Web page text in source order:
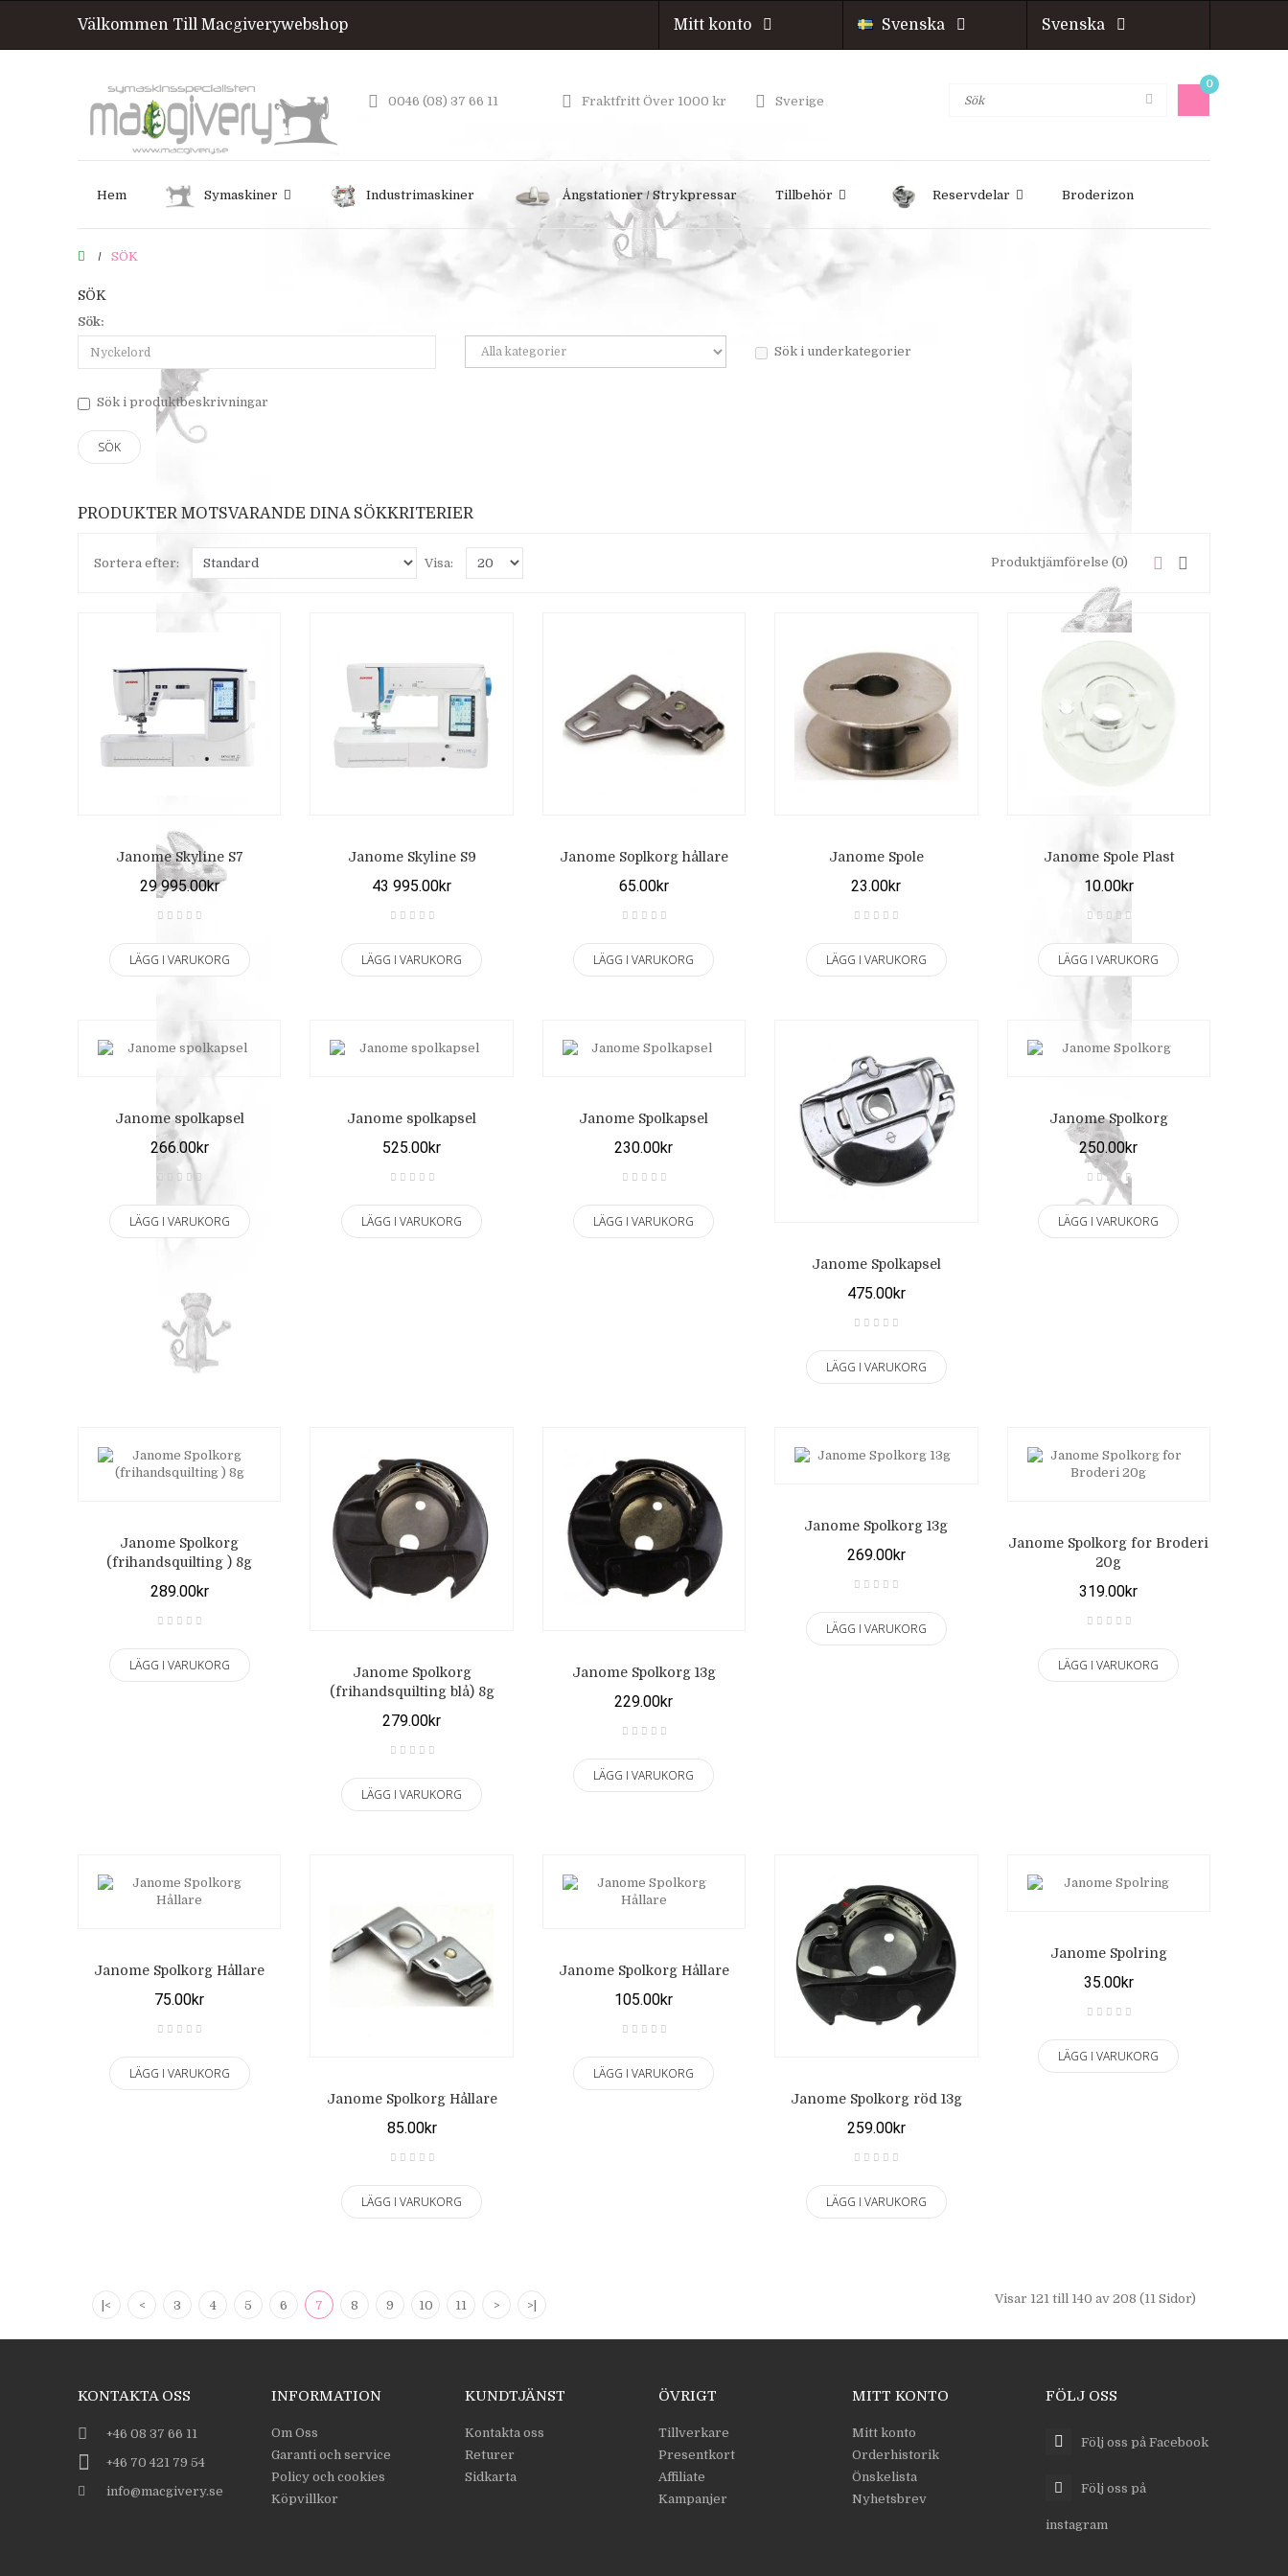
Välkommen Till Macgiverywebshop Mitt konto Svenska Svenska
0046 (08) 37 66 11 Fraktfritt Över 1000 kr Sverige
0
Hem Symaskiner Industrimaskiner Ångstationer / Strykpressar Tillbehör Reservdelar Broderizon
SÖK
SÖK
Sök:
Sök i underkategorier
Sök i produktbeskrivningar
PRODUKTER MOTSVARANDE DINA SÖKKRITERIER
Produktjämförelse (0)
Sortera efter: Visa:
Janome Skyline S7
29 995.00kr
LÄGG I VARUKORG
Janome Skyline S9
43 995.00kr
LÄGG I VARUKORG
Janome Soplkorg hållare
65.00kr
LÄGG I VARUKORG
Janome Spole
23.00kr
LÄGG I VARUKORG
Janome Spole Plast
10.00kr
LÄGG I VARUKORG
Janome spolkapsel
266.00kr
LÄGG I VARUKORG
Janome spolkapsel
525.00kr
LÄGG I VARUKORG
Janome Spolkapsel
230.00kr
LÄGG I VARUKORG
Janome Spolkapsel
475.00kr
LÄGG I VARUKORG
Janome Spolkorg
250.00kr
LÄGG I VARUKORG
Janome Spolkorg
(frihandsquilting ) 8g
289.00kr
LÄGG I VARUKORG
Janome Spolkorg
(frihandsquilting blå) 8g
279.00kr
LÄGG I VARUKORG
Janome Spolkorg 13g
229.00kr
LÄGG I VARUKORG
Janome Spolkorg 13g
269.00kr
LÄGG I VARUKORG
Janome Spolkorg for Broderi
20g
319.00kr
LÄGG I VARUKORG
Janome Spolkorg Hållare
75.00kr
LÄGG I VARUKORG
Janome Spolkorg Hållare
85.00kr
LÄGG I VARUKORG
Janome Spolkorg Hållare
105.00kr
LÄGG I VARUKORG
Janome Spolkorg röd 13g
259.00kr
LÄGG I VARUKORG
Janome Spolring
35.00kr
LÄGG I VARUKORG
|< < 3 4 5 6 7 8 9 10 11 > >| Visar 121 till 140 av 208 (11 Sidor)
KONTAKTA OSS
+46 08 37 66 11
+46 70 421 79 54
info@macgivery.se
INFORMATION
Om Oss
Garanti och service
Policy och cookies
Köpvillkor
KUNDTJÄNST
Kontakta oss
Returer
Sidkarta
ÖVRIGT
Tillverkare
Presentkort
Affiliate
Kampanjer
MITT KONTO
Mitt konto
Orderhistorik
Önskelista
Nyhetsbrev
FÖLJ OSS
Följ oss på Facebook
Följ oss på
instagram